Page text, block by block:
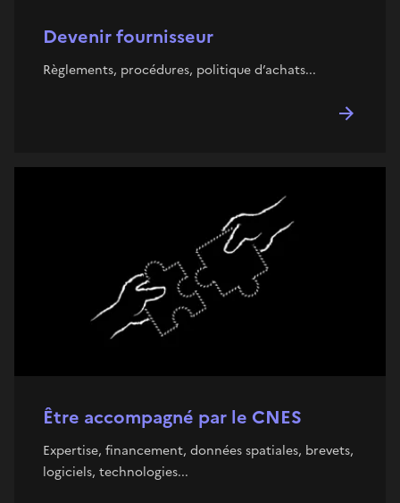
Devenir fournisseur
Règlements, procédures, politique d’achats...
Être accompagné par le CNES
Expertise, financement, données spatiales, brevets,
logiciels, technologies...